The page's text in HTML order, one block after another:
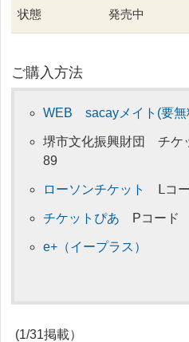
状態 発売中
ご購入方法
WEB sacayメイト(要無
堺市文化振興財団 チケ
89
ローソンチケット Ⅼコ
チケットぴあ Pコード
e+（イープラス）
(1/31掲載）